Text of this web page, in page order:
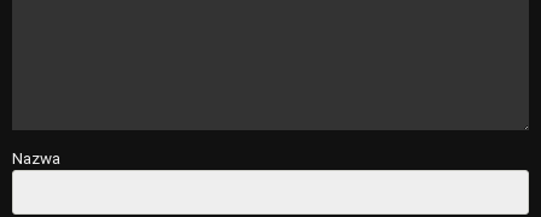
Nazwa